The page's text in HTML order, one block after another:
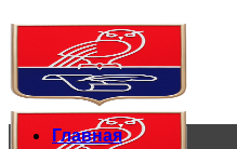
Главная